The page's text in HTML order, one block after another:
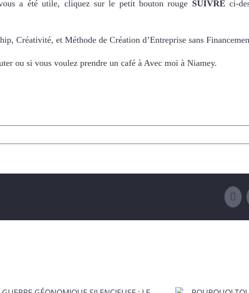
a été utile, cliquez sur le petit bouton rouge SUIVRE ci-
Créativité, et Méthode de Création d’Entreprise sans
ou si vous voulez prendre un café à Avec moi à Niamey.